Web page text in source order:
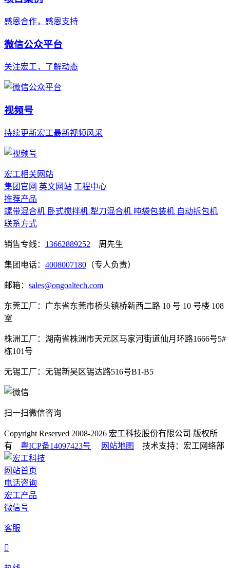
感恩合作，感恩支持
微信公众平台
关注宏工，了解动态
视频号
持续更新宏工最新视频风采
宏工相关网站
集团官网 英文网站 工程中心
推荐产品
螺带混合机 卧式搅拌机 犁刀混合机 吨袋包装机 自动拆包机
联系方式
销售专线： 13662889252 周先生
集团电话： 4008007180 （专人负责）
邮箱： sales@ongoaltech.com
东莞工厂：广东省东莞市桥头镇桥新西二路 10 号 10 号楼 108
室
株洲工厂：湖南省株洲市天元区马家河街道仙月环路1666号5#
栋101号
无锡工厂：无锡新吴区锡达路516号B1-B5
扫一扫微信咨询
Copyright Reserved 2008-2026 宏工科技股份有限公司 版权所
有 粤ICP备14097423号 网站地图 技术支持：宏工网络部
网站首页
电话咨询
宏工产品
微信号
客服
